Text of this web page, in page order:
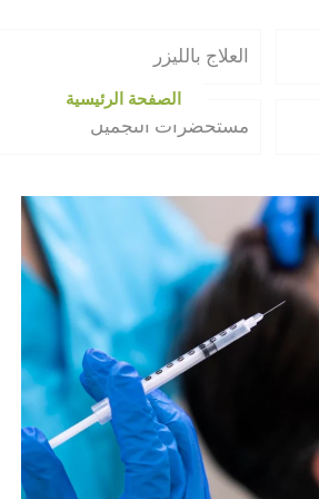
الصفحة الرئيسية
العلاج بالليزر
مستحضرات التجميل